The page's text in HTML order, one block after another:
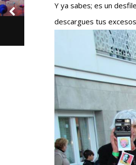
Y ya sabes; es un
descargues tus